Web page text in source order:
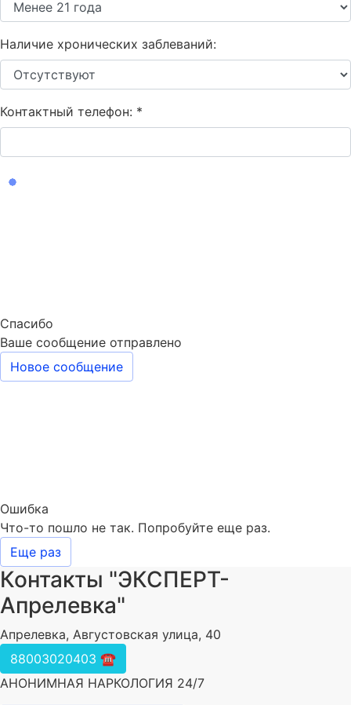
Наличие хронических заблеваний:
Контактный телефон: *
Спасибо
Ваше сообщение отправлено
Новое сообщение
Ошибка
Что-то пошло не так. Попробуйте еще раз.
Еще раз
Контакты "ЭКСПЕРТ-
Апрелевка"
Апрелевка, Августовская улица, 40
88003020403 ☎️
АНОНИМНАЯ НАРКОЛОГИЯ 24/7